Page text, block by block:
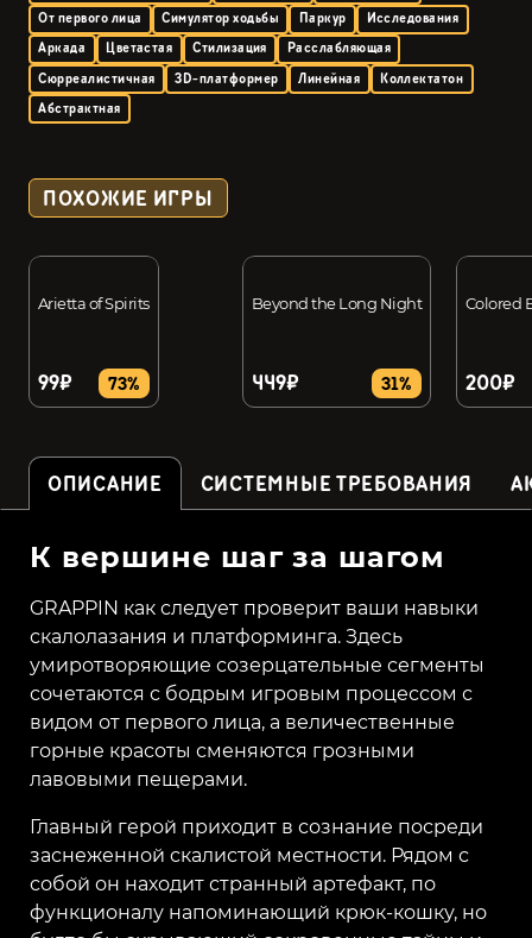
От первого лица
Симулятор ходьбы Паркур
Исследования
Аркада
Цветастая Стилизация
Расслабляющая
Сюрреалистичная
3D-платформер Линейная
Коллектатон
Абстрактная
ПОХОЖИЕ ИГРЫ
Arietta of Spirits
99₽ 73%
Beyond the Long Night
449₽ 31%
Colored
200₽
ОПИСАНИЕ СИСТЕМНЫЕ ТРЕБОВАНИЯ
К вершине шаг за шагом
GRAPPIN как следует проверит ваши навыки
скалолазания и платформинга. Здесь
умиротворяющие созерцательные сегменты
сочетаются с бодрым игровым процессом с
видом от первого лица, а величественные
горные красоты сменяются грозными
лавовыми пещерами.
Главный герой приходит в сознание посреди
заснеженной скалистой местности. Рядом с
собой он находит странный артефакт, по
функционалу напоминающий крюк-кошку, но